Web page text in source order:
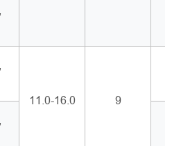
11.0-16.0
9